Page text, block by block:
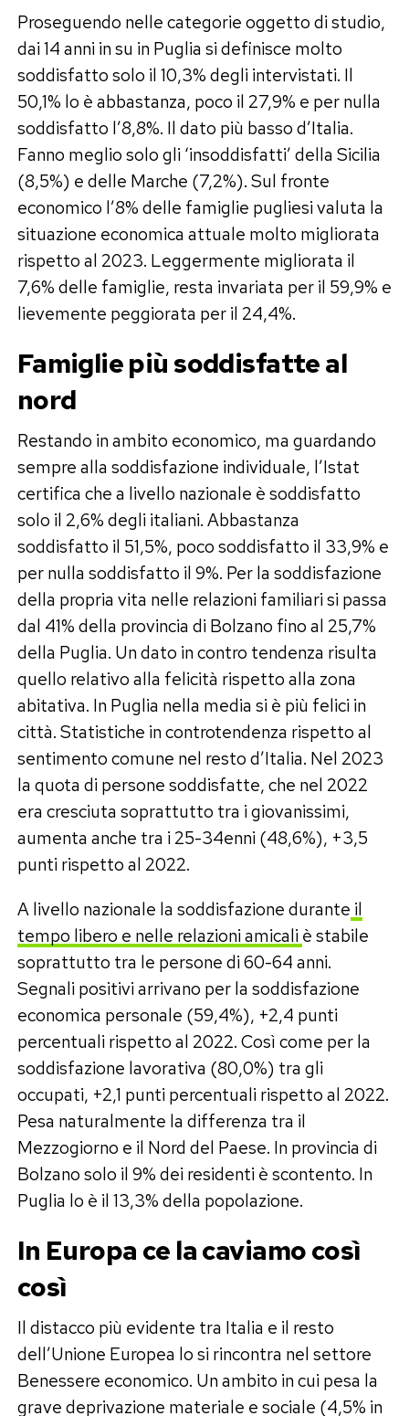
Proseguendo nelle categorie oggetto di studio,
dai 14 anni in su in Puglia si definisce molto
soddisfatto solo il 10,3% degli intervistati. Il
50,1% lo è abbastanza, poco il 27,9% e per nulla
soddisfatto l’8,8%. Il dato più basso d’Italia.
Fanno meglio solo gli ‘insoddisfatti’ della Sicilia
(8,5%) e delle Marche (7,2%). Sul fronte
economico l’8% delle famiglie pugliesi valuta la
situazione economica attuale molto migliorata
rispetto al 2023. Leggermente migliorata il
7,6% delle famiglie, resta invariata per il 59,9% e
lievemente peggiorata per il 24,4%.
Famiglie più soddisfatte al
nord
Restando in ambito economico, ma guardando
sempre alla soddisfazione individuale, l’Istat
certifica che a livello nazionale è soddisfatto
solo il 2,6% degli italiani. Abbastanza
soddisfatto il 51,5%, poco soddisfatto il 33,9% e
per nulla soddisfatto il 9%. Per la soddisfazione
della propria vita nelle relazioni familiari si passa
dal 41% della provincia di Bolzano fino al 25,7%
della Puglia. Un dato in contro tendenza risulta
quello relativo alla felicità rispetto alla zona
abitativa. In Puglia nella media si è più felici in
città. Statistiche in controtendenza rispetto al
sentimento comune nel resto d’Italia. Nel 2023
la quota di persone soddisfatte, che nel 2022
era cresciuta soprattutto tra i giovanissimi,
aumenta anche tra i 25-34enni (48,6%), +3,5
punti rispetto al 2022.
A livello nazionale la soddisfazione durante il
tempo libero e nelle relazioni amicaliè stabile
soprattutto tra le persone di 60-64 anni.
Segnali positivi arrivano per la soddisfazione
economica personale (59,4%), +2,4 punti
percentuali rispetto al 2022. Così come per la
soddisfazione lavorativa (80,0%) tra gli
occupati, +2,1 punti percentuali rispetto al 2022.
Pesa naturalmente la differenza tra il
Mezzogiorno e il Nord del Paese. In provincia di
Bolzano solo il 9% dei residenti è scontento. In
Puglia lo è il 13,3% della popolazione.
In Europa ce la caviamo così
così
Il distacco più evidente tra Italia e il resto
dell’Unione Europea lo si rincontra nel settore
Benessere economico. Un ambito in cui pesa la
grave deprivazione materiale e sociale (4,5% in